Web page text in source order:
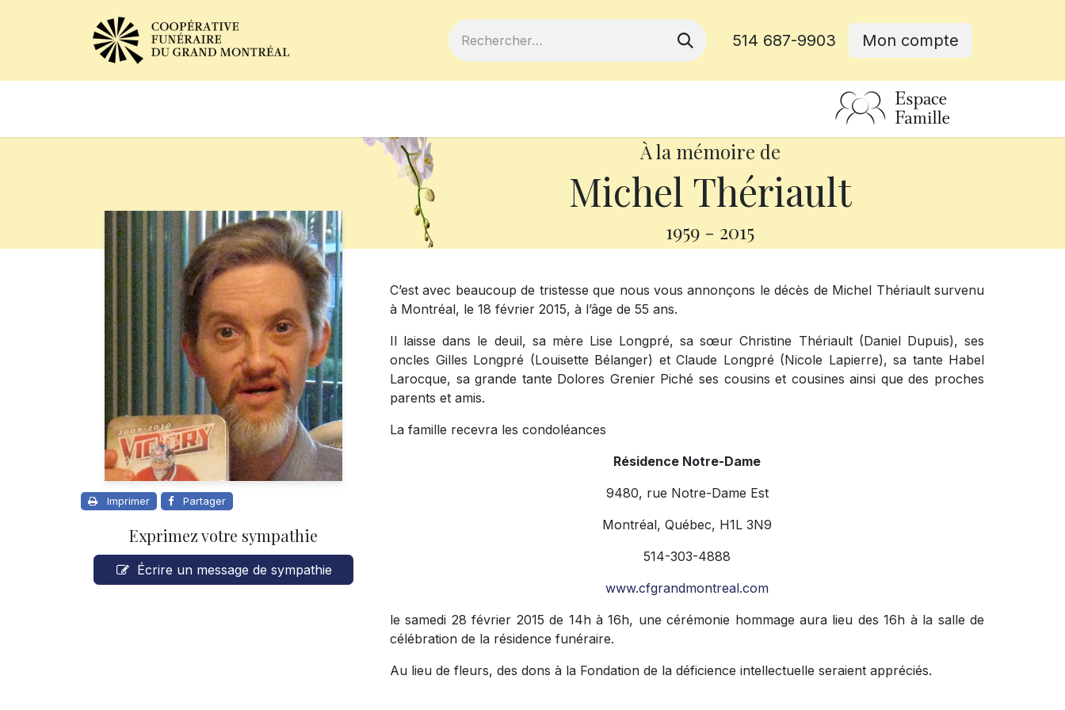
514 687-9903 Mon compte
À la mémoire de
Michel Thériault
1959 - 2015
Imprimer Partager
Exprimez votre sympathie
Écrire un message de sympathie
C’est avec beaucoup de tristesse que nous vous annonçons le décès de Michel Thériault survenu
à Montréal, le 18 février 2015, à l’âge de 55 ans.
Il laisse dans le deuil, sa mère Lise Longpré, sa sœur Christine Thériault (Daniel Dupuis), ses
oncles Gilles Longpré (Louisette Bélanger) et Claude Longpré (Nicole Lapierre), sa tante Habel
Larocque, sa grande tante Dolores Grenier Piché ses cousins et cousines ainsi que des proches
parents et amis.
La famille recevra les condoléances
Résidence Notre-Dame
9480, rue Notre-Dame Est
Montréal, Québec, H1L 3N9
514-303-4888
www.cfgrandmontreal.com
le samedi 28 février 2015 de 14h à 16h, une cérémonie hommage aura lieu des 16h à la salle de
célébration de la résidence funéraire.
Au lieu de fleurs, des dons à la Fondation de la déficience intellectuelle seraient appréciés.